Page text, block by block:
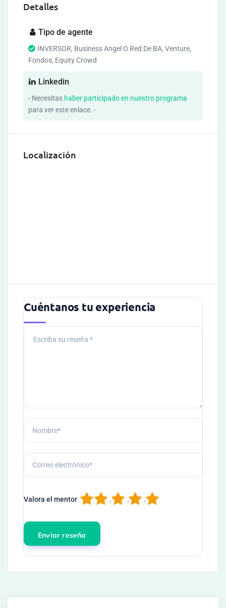
Detalles
Tipo de agente
INVERSOR, Business Angel O Red De BA, Venture,
Fondos, Equity Crowd
Linkedin
- Necesitas haber participado en nuestro programa
para ver este enlace. -
Localización
Cuéntanos tu experiencia
Valora el mentor 5
4
3
2
1